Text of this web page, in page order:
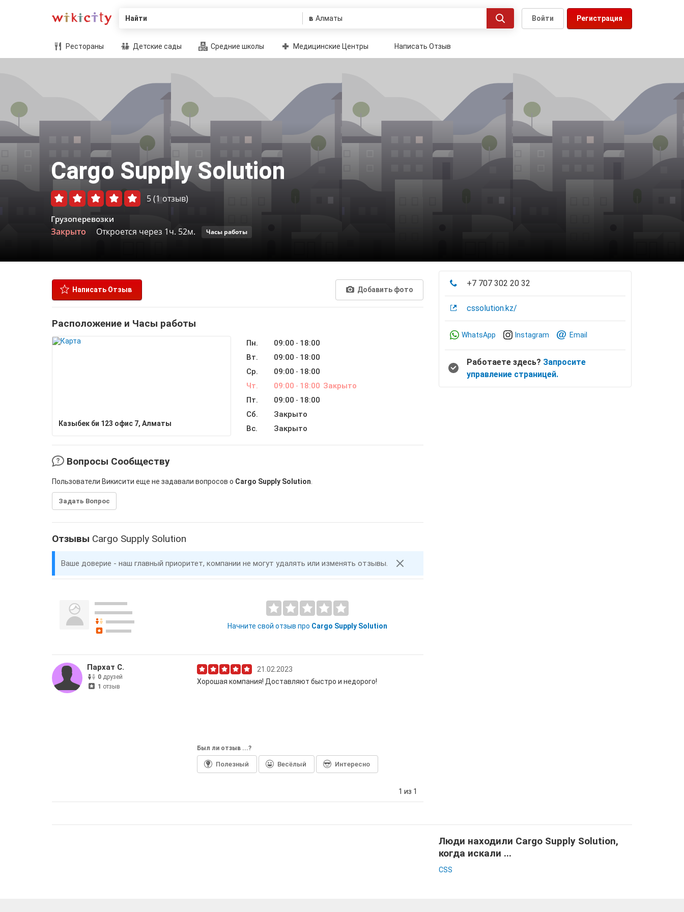
Найти в Регистрация
Войти
Рестораны Детские сады Средние школы Медицинские Центры Написать Отзыв
Cargo Supply Solution
5(1 отзыв)
Грузоперевозки
Закрыто Откроется через 1ч. 52м. Часы работы
Написать Отзыв Добавить фото
Расположение и Часы работы
Казыбек би 123 офис 7, Алматы
Пн. 09:00 - 18:00
Вт.
09:00 - 18:00
Ср.
09:00 - 18:00
Чт.
09:00 - 18:00 Закрыто
Пт.
09:00 - 18:00
Сб.
Закрыто
Вс.
Закрыто
Вопросы Сообществу
Пользователи Викисити еще не задавали вопросов о Cargo Supply Solution
Задать Вопрос
Отзывы Cargo Supply Solution
Ваше доверие - наш главный приоритет, компании не могут удалять или изменять отзывы.
Начните свой отзыв про Cargo Supply Solution
Пархат C.
0 друзей
1 отзыв
21.02.2023
Хорошая компания! Доставляют быстро и недорого!
Был ли отзыв ...?
Полезный Весёлый Интересно
1 из 1
+7 707 302 20 32
cssolution.kz/
WhatsApp Instagram Email
Работаете здесь? Запросите
управление страницей.
Люди находили Cargo Supply Solution,
когда искали ...
CSS